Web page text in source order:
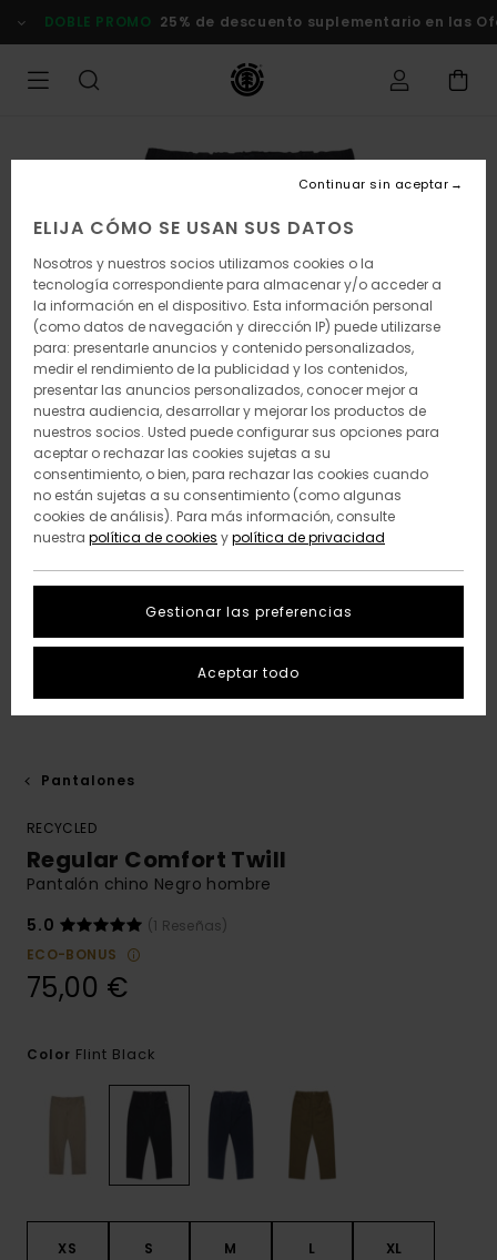
la
DOBLE PROMO 25% de descuento suplementario en las
Pantalones
RECYCLED
Regular Comfort Twill
Pantalón chino Negro hombre
5.0
(1 Reseñas)
ECO-BONUS
75,00 €
Color Flint Black
XS S M L XL
ELIJA CÓMO SE USAN SUS DATOS
Nosotros y nuestros socios utilizamos cookies o la
tecnología correspondiente para almacenar y/o acceder a
la información en el dispositivo. Esta información personal
(como datos de navegación y dirección IP) puede utilizarse
para: presentarle anuncios y contenido personalizados,
medir el rendimiento de la publicidad y los contenidos,
presentar las anuncios personalizados, conocer mejor a
nuestra audiencia, desarrollar y mejorar los productos de
nuestros socios. Usted puede configurar sus opciones para
aceptar o rechazar las cookies sujetas a su
consentimiento, o bien, para rechazar las cookies cuando
no están sujetas a su consentimiento (como algunas
cookies de análisis). Para más información, consulte
nuestra política de cookies ypolítica de privacidad
Gestionar las preferencias
Continuar sin aceptar
Aceptar todo